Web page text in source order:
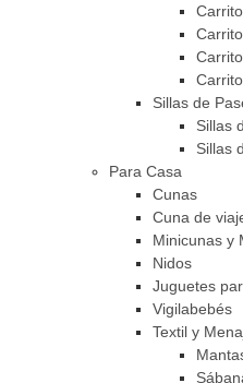
Sillas de
Sillas
Sillas
Para Casa
Cunas
Cuna de
Minicunas y
Nidos
Juguetes
Vigilabebés
Textil y